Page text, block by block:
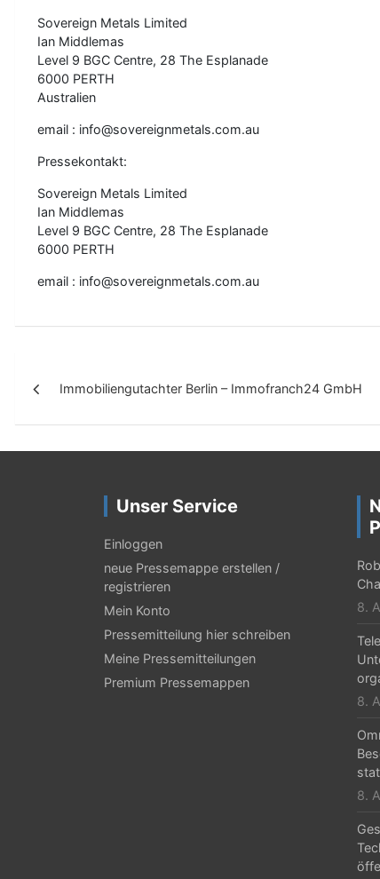
Sovereign Metals Limited
Ian Middlemas
Level 9 BGC Centre, 28 The Esplanade
6000 PERTH
Australien
email : info@sovereignmetals.com.au
Pressekontakt:
Sovereign Metals Limited
Ian Middlemas
Level 9 BGC Centre, 28 The Esplanade
6000 PERTH
email : info@sovereignmetals.com.au
i
t
Immobiliengutachter Berlin – Immofranch24 GmbH
Unser Service
Einloggen
neue Pressemappe erstellen /
registrieren
Mein Konto
Pressemitteilung hier schreiben
Meine Pressemitteilungen
Premium Pressemappen
8.
8.
8.